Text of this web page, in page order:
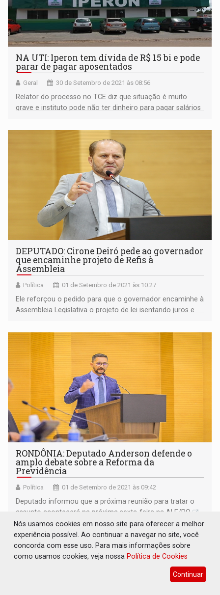
NA UTI: Iperon tem dívida de R$ 15 bi e pode
parar de pagar aposentados
Geral 30 de Setembro de 2021 às 08:56
Relator do processo no TCE diz que situação é muito
grave e instituto pode não ter dinheiro para pagar salários
DEPUTADO: Cirone Deiró pede ao governador
que encaminhe projeto de Refis à
Assembleia
Política 01 de Setembro de 2021 às 10:27
Ele reforçou o pedido para que o governador encaminhe à
Assembleia Legislativa o projeto de lei isentando juros e
governo possa investir em áreas como saúde, educação,
estradas e infraestrutura
RONDÔNIA: Deputado Anderson defende o
amplo debate sobre a Reforma da
Previdência
Política 01 de Setembro de 2021 às 09:42
Deputado informou que a próxima reunião para tratar o
assunto acontecerá na próxima sexta-feira na ALE/RO
Nós usamos cookies em nosso site para oferecer a melhor
experiência possível. Ao continuar a navegar no site, você
concorda com esse uso. Para mais informações sobre
como usamos cookies, veja nossa Política de Cookies
Continuar